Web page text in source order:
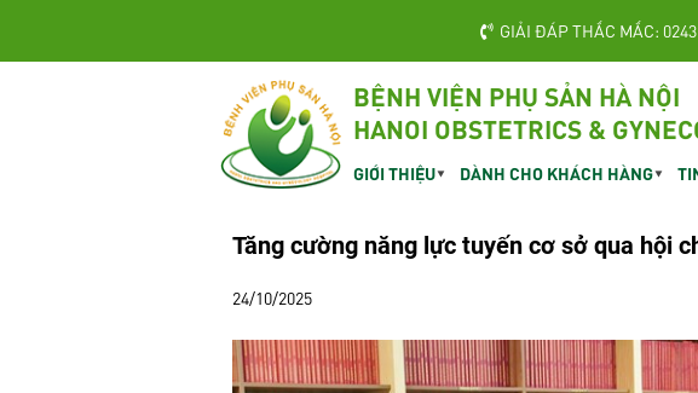
GIẢI ĐÁP THẮC MẮC:
BỆNH VIỆN PHỤ SẢN HÀ NỘI
HANOI OBSTETRICS &
GIỚI THIỆU DÀNH CHO KHÁCH HÀNG
Tăng cường năng lực tuyến cơ sở qua hội
24/10/2025